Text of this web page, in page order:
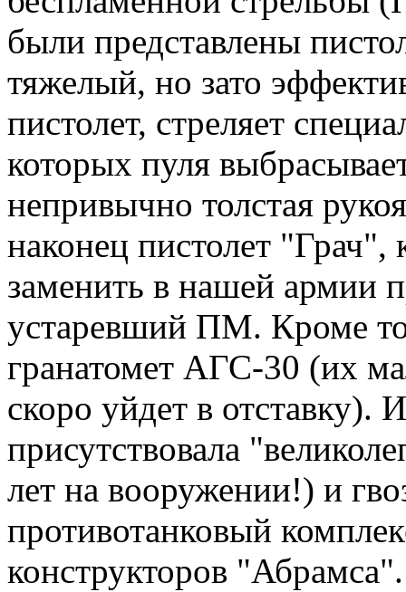
были представлены
тяжелый, но зато
пистолет, стреляет
которых пуля
непривычно толстая
наконец пистолет
заменить в нашей армии
устаревший ПМ. Кроме
гранатомет АГС-30 (их
скоро уйдет в отставку).
присутствовала
лет на вооружении!) и
противотанковый
конструкторов "Абрамса".